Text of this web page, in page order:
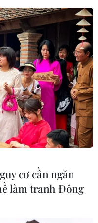
cơ cần ngăn
làm tranh Đông